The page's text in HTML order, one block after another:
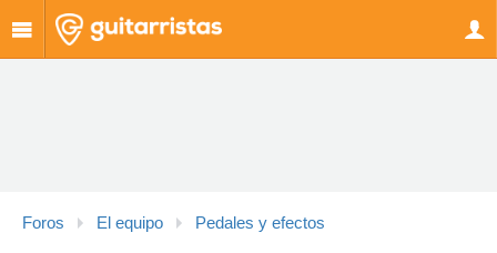
Foros El equipo Pedales y efectos